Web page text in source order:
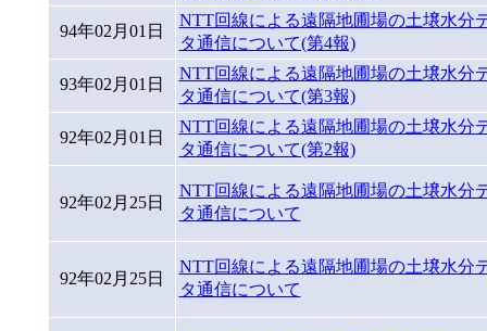
94年02月01日
NTT回線による遠隔地圃場の土壌水分
タ通信について(第4報)
93年02月01日
NTT回線による遠隔地圃場の土壌水分
タ通信について(第3報)
92年02月01日
NTT回線による遠隔地圃場の土壌水分
タ通信について(第2報)
92年02月25日
NTT回線による遠隔地圃場の土壌水分
タ通信について
92年02月25日
NTT回線による遠隔地圃場の土壌水分
タ通信について